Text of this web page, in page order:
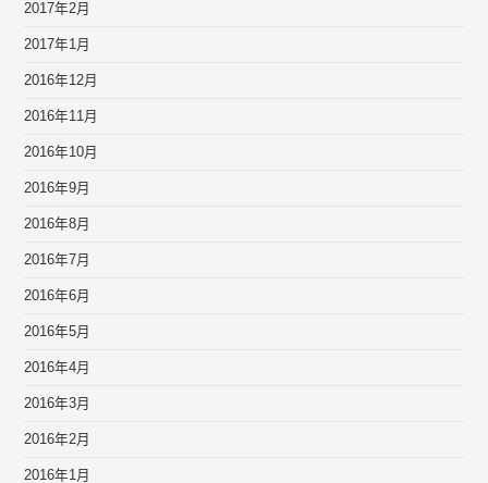
2017年2月
2017年1月
2016年12月
2016年11月
2016年10月
2016年9月
2016年8月
2016年7月
2016年6月
2016年5月
2016年4月
2016年3月
2016年2月
2016年1月